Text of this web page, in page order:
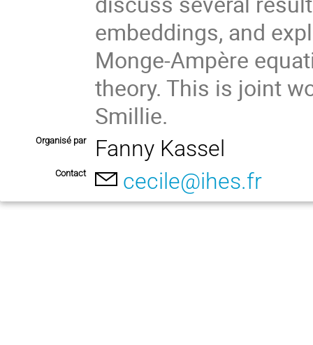
embeddings, and
Monge-Ampère
theory. This is joint
Smillie.
Organisé par Fanny Kassel
Contact cecile@ihes.fr